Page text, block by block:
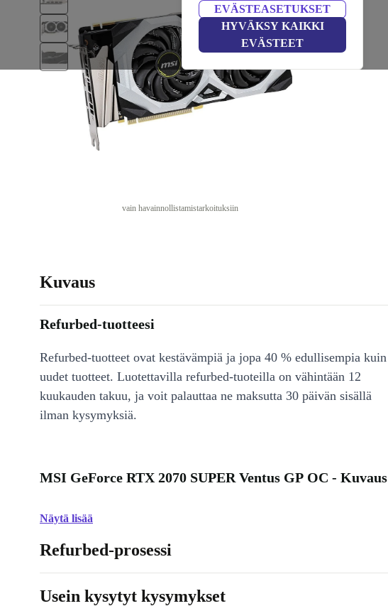
EVÄSTEASETUKSET
HYVÄKSY KAIKKI
EVÄSTEET
vain havainnollistamistarkoituksiin
Kuvaus
Refurbed-tuotteesi
Refurbed-tuotteet ovat kestävämpiä ja jopa 40 % edullisempia kuin
uudet tuotteet. Luotettavilla refurbed-tuoteilla on vähintään 12
kuukauden takuu, ja voit palauttaa ne maksutta 30 päivän sisällä
ilman kysymyksiä.
MSI GeForce RTX 2070 SUPER Ventus GP OC - Kuvaus
Näytä lisää
Refurbed-prosessi
Usein kysytyt kysymykset